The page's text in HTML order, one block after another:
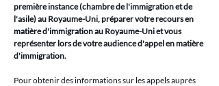
première instance (chambre de l'immigration et de
l'asile) au Royaume-Uni, préparer votre recours en
matière d'immigration au Royaume-Uni et vous
représenter lors de votre audience d'appel en matière
d'immigration.
Pour obtenir des informations sur les appels auprès